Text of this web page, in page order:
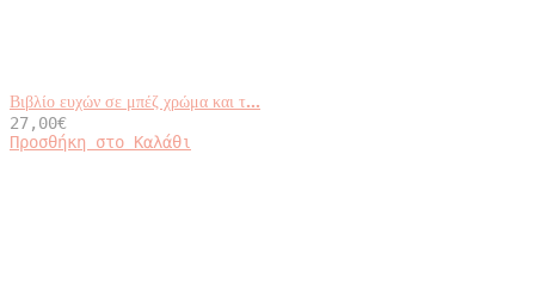
Βιβλίο ευχών σε μπέζ χρώμα και τ...
27,00€
Προσθήκη στο Καλάθι